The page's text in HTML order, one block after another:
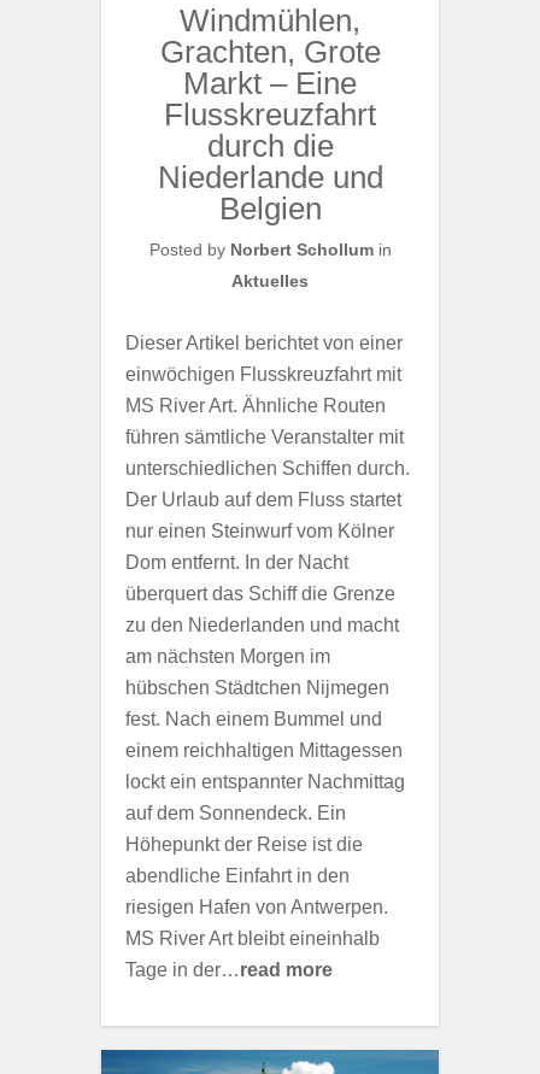
Windmühlen,
Grachten, Grote
Markt – Eine
Flusskreuzfahrt
durch die
Niederlande und
Belgien
Posted by Norbert Schollumin
Aktuelles
Dieser Artikel berichtet von einer
einwöchigen Flusskreuzfahrt mit
MS River Art. Ähnliche Routen
führen sämtliche Veranstalter mit
unterschiedlichen Schiffen durch.
Der Urlaub auf dem Fluss startet
nur einen Steinwurf vom Kölner
Dom entfernt. In der Nacht
überquert das Schiff die Grenze
zu den Niederlanden und macht
am nächsten Morgen im
hübschen Städtchen Nijmegen
fest. Nach einem Bummel und
einem reichhaltigen Mittagessen
lockt ein entspannter Nachmittag
auf dem Sonnendeck. Ein
Höhepunkt der Reise ist die
abendliche Einfahrt in den
riesigen Hafen von Antwerpen.
MS River Art bleibt eineinhalb
Tage in der…read more